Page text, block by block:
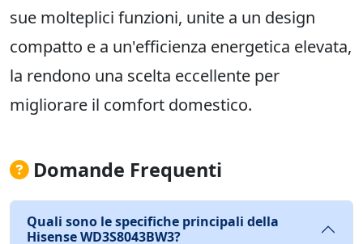
sue molteplici funzioni, unite a un design
compatto e a un'efficienza energetica elevata,
la rendono una scelta eccellente per
migliorare il comfort domestico.
Domande Frequenti
Quali sono le specifiche principali della
Hisense WD3S8043BW3?